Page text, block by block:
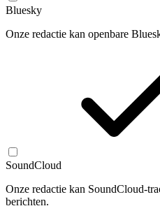
Bluesky
Onze redactie kan openbare
SoundCloud
Onze redactie kan SoundCloud-
berichten.